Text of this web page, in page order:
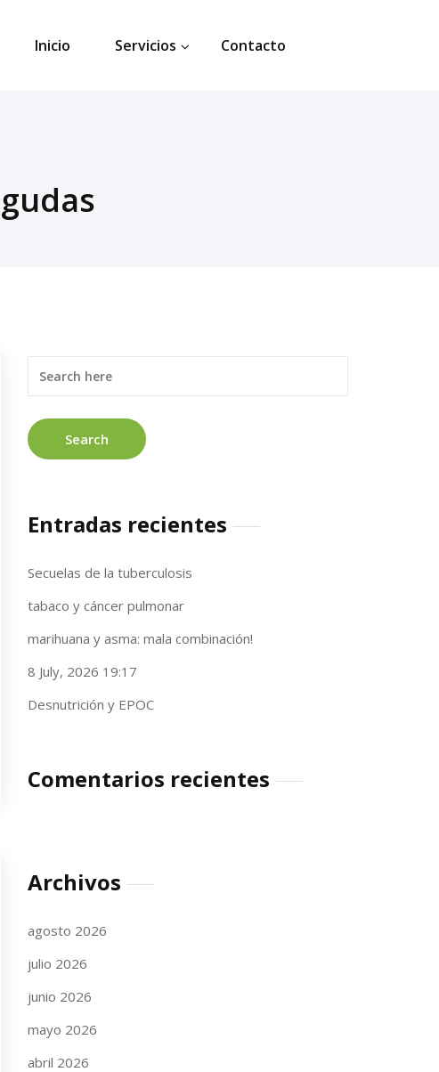
Inicio Servicios Contacto
Entradas recientes
Secuelas de la tuberculosis
tabaco y cáncer pulmonar
marihuana y asma: mala combinación!
8 July, 2026 19:17
Desnutrición y EPOC
Comentarios recientes
Archivos
agosto 2026
julio 2026
junio 2026
mayo 2026
abril 2026